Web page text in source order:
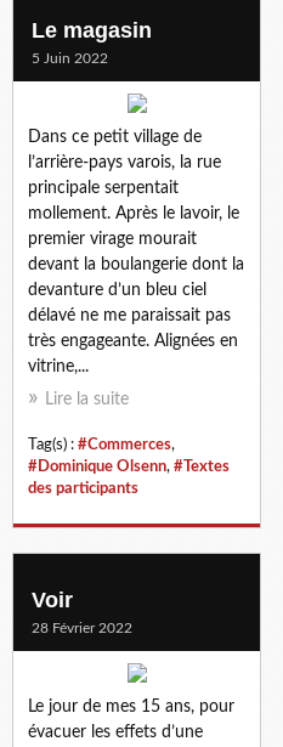
Le magasin
5 Juin 2022
Dans ce petit village de
l’arrière-pays varois, la rue
principale serpentait
mollement. Après le lavoir, le
premier virage mourait
devant la boulangerie dont la
devanture d’un bleu ciel
délavé ne me paraissait pas
très engageante. Alignées en
vitrine,...
Lire la suite
Tag(s) : #Commerces,
#Dominique Olsenn, #Textes
des participants
Voir
28 Février 2022
Le jour de mes 15 ans, pour
évacuer les effets d’une